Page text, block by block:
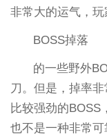
非常大的运气，玩
BOSS掉落
的一些野外
刀。但是，掉率
比较强劲的BOSS
也不是一种非常可